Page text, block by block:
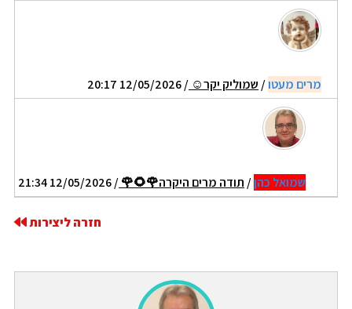
מרים מעטו/ שמוליק יקר☺ / 12/05/2026 20:17
שמואל כהן/ תודה מרים היקרה🌹🌻🌹/ 12/05/2026 21:34
חזרה ליצירות